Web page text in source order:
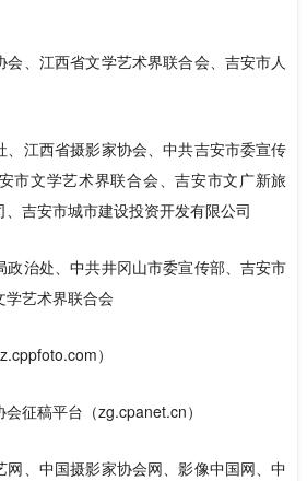
会、江西省文学艺术界联合会、吉安市人
、江西省摄影家协会、中共吉安市委宣传
市文学艺术界联合会、吉安市文广新旅
吉安市城市建设投资开发有限公司
政治处、中共井冈山市委宣传部、吉安市
学艺术界联合会
）
征稿平台（zg.cpanet.cn）
网、中国摄影家协会网、影像中国网、中